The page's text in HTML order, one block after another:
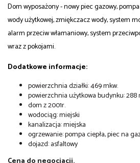
Dom wyposażony - nowy piec gazowy,
wody użytkowej, zmiękczacz wody, system
alarm przeciw włamaniowy, system
wraz z pokojami.
Dodatkowe informacje:
powierzchnia działki: 469 mkw.
powierzchnia użytkowa budynku: 288
dom z 2001r.
wodociąg: miejski
kanalizacja: miejska
ogrzewanie: pompa ciepła, piec na
dojazd: asfaltowy